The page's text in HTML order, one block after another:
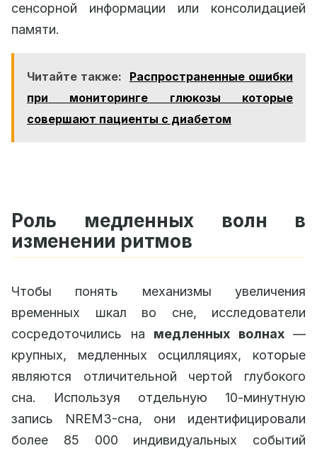
сенсорной информации или консолидацией
памяти.
Читайте также:
Распространенные ошибки
при мониторинге глюкозы которые
совершают пациенты с диабетом
Роль медленных волн в
изменении ритмов
Чтобы понять механизмы увеличения
временных шкал во сне, исследователи
сосредоточились на медленных волнах—
крупных, медленных осцилляциях, которые
являются отличительной чертой глубокого
сна. Используя отдельную 10-минутную
запись NREM3-сна, они идентифицировали
более 85 000 индивидуальных событий